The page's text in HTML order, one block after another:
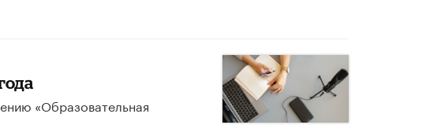
«Образовательная